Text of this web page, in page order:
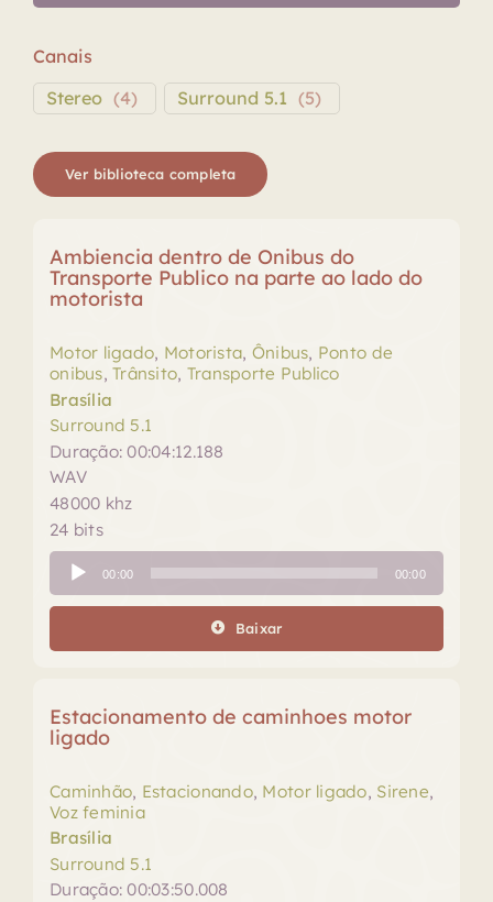
Canais
Stereo (4) Surround 5.1 (5)
Ver biblioteca completa
Ambiencia dentro de Onibus do
Transporte Publico na parte ao lado do
motorista
Motor ligado, Motorista, Ônibus, Ponto de
onibus,Trânsito, Transporte Publico
Brasília
Surround 5.1
Duração: 00:04:12.188
WAV
48000 khz
24 bits
Tocador
de
áudio
00:00 00:00
Baixar
Estacionamento de caminhoes motor
ligado
Caminhão, Estacionando, Motor ligado, Sirene,
Voz feminia
Brasília
Surround 5.1
Duração: 00:03:50.008